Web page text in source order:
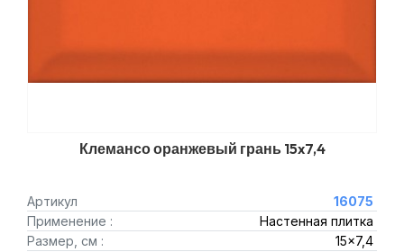
Клемансо оранжевый грань 15x7,4
Артикул
16075
Применение :
Настенная плитка
Размер, см :
15x7,4